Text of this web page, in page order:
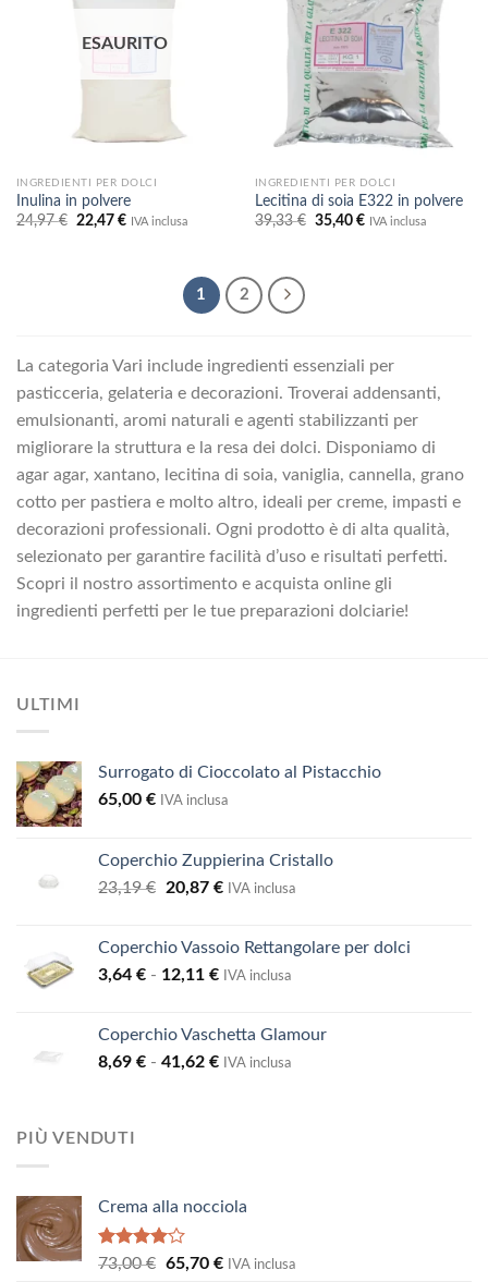
ESAURITO
INGREDIENTI PER DOLCI
Inulina in polvere
24,97€ Il
22,47 €IlIVA inclusa
desideri
INGREDIENTI PER DOLCI
Lecitina di soia E322 in polvere
39,33€ Il
35,40 €IlIVA inclusa
1 2
La categoria Vari include ingredienti essenziali per
pasticceria, gelateria e decorazioni. Troverai addensanti,
emulsionanti, aromi naturali e agenti stabilizzanti per
migliorare la struttura e la resa dei dolci. Disponiamo di
agar agar, xantano, lecitina di soia, vaniglia, cannella, grano
cotto per pastiera e molto altro, ideali per creme, impasti e
decorazioni professionali. Ogni prodotto è di alta qualità,
selezionato per garantire facilità d’uso e risultati perfetti.
Scopri il nostro assortimento e acquista online gli
ingredienti perfetti per le tue preparazioni dolciarie!
ULTIMI
Surrogato di Cioccolato al Pistacchio
65,00 € IVA inclusa
Coperchio Zuppierina Cristallo
23,19€
Il
era:
23,19 €.
20,87 €Il
è:
20,87 €.
IVA inclusa
Coperchio Vassoio Rettangolare per dolci
3,64 € - 12,11 €Fascia
da
3,64 €
IVA inclusa
Coperchio Vaschetta Glamour
8,69 € - 41,62 €Fascia
41,62 €
IVA inclusa
PIÙ VENDUTI
Crema alla nocciola
Valutato
73,00€ Il
65,70 €IlIVA inclusa